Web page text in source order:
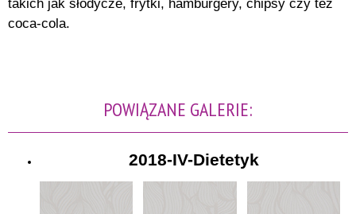
takich jak słodycze, frytki, hamburgery, chipsy czy też
coca-cola.
POWIĄZANE GALERIE:
2018-IV-Dietetyk